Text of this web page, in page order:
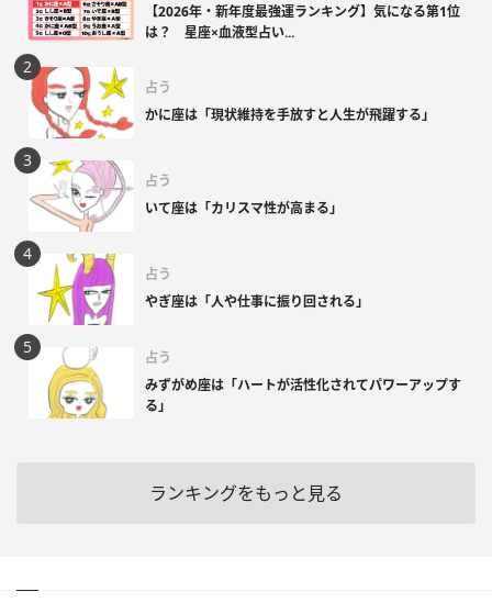
【2026年・新年度最強運ランキング】気になる第1位
は？ 星座×血液型占い...
占う
かに座は「現状維持を手放すと人生が飛躍する」
占う
いて座は「カリスマ性が高まる」
占う
やぎ座は「人や仕事に振り回される」
占う
みずがめ座は「ハートが活性化されてパワーアップす
る」
ランキングをもっと見る